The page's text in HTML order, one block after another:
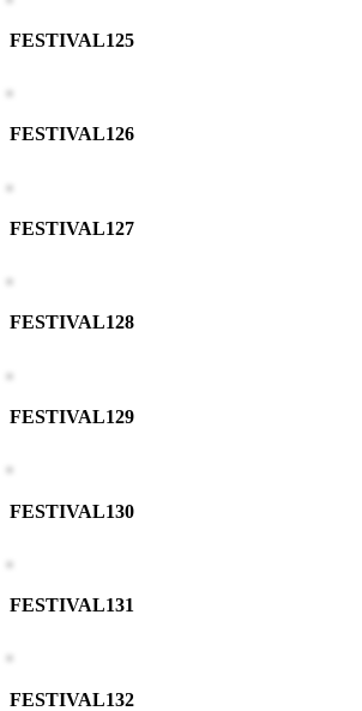
FESTIVAL125
FESTIVAL126
FESTIVAL127
FESTIVAL128
FESTIVAL129
FESTIVAL130
FESTIVAL131
FESTIVAL132